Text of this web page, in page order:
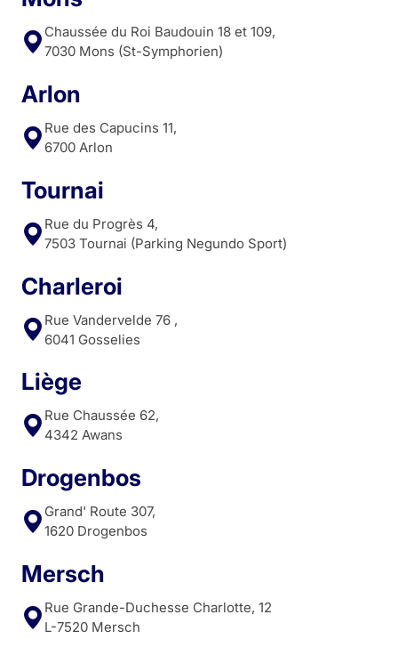
Chaussée du Roi Baudouin 18 et 109,
7030 Mons (St-Symphorien)
Arlon
Rue des Capucins 11,
6700 Arlon
Tournai
Rue du Progrès 4,
7503 Tournai (Parking Negundo Sport)
Charleroi
Rue Vandervelde 76 ,
6041 Gosselies
Liège
Rue Chaussée 62,
4342 Awans
Drogenbos
Grand' Route 307,
1620 Drogenbos
Mersch
Rue Grande-Duchesse Charlotte, 12
L-7520 Mersch